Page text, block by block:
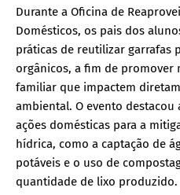
Durante a Oficina de
Domésticos, os pais dos
práticas de reutilizar garrafas
orgânicos, a fim de promover
familiar que impactem
ambiental. O evento
ações domésticas para a
hídrica, como a captação de
potáveis e o uso de
quantidade de lixo produzido.